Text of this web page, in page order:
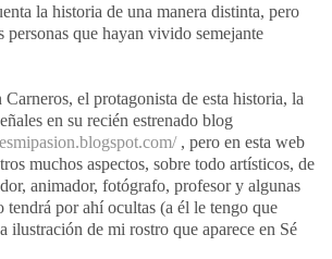
la historia de una manera distinta, pero
personas que hayan vivido semejante
el protagonista de esta historia, la
en su recién estrenado blog
, pero en esta web
muchos aspectos, sobre todo artísticos, de
animador, fotógrafo, profesor y algunas
tendrá por ahí ocultas (a él le tengo que
ilustración de mi rostro que aparece en Sé